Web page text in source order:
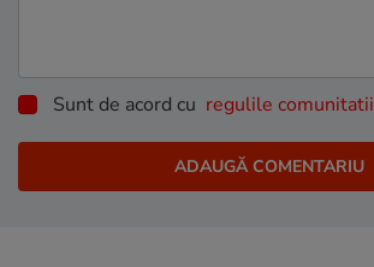
Sunt de acord cu regulile comunitatii